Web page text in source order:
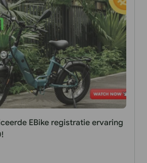
EBike registratie ervaring